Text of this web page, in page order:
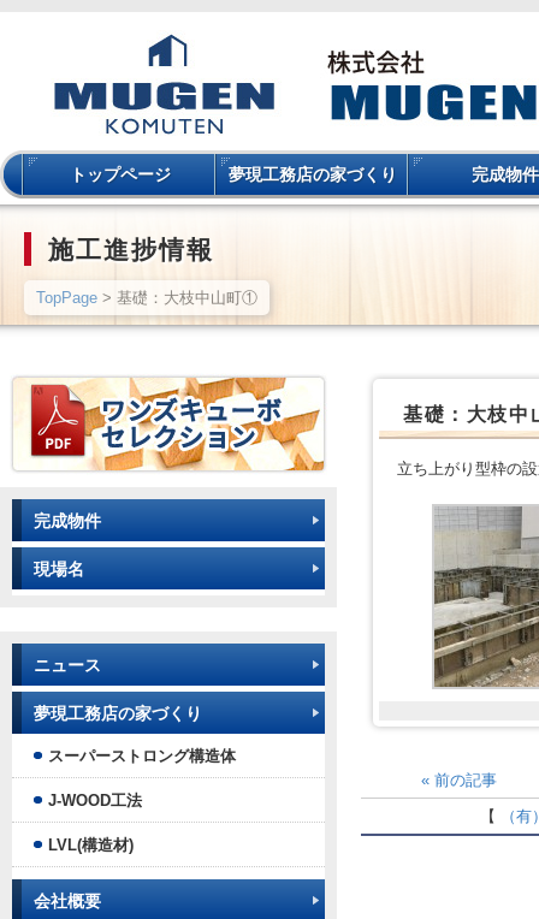
トップページ 夢現工務店の家づくり 完成物件
施工進捗情報
TopPage > 基礎：大枝中山町①
基礎：大枝
立ち上がり型枠の
« 前の記事
【
（
完成物件
現場名
ニュース
夢現工務店の家づくり
スーパーストロング構造体
J-WOOD工法
LVL(構造材)
会社概要